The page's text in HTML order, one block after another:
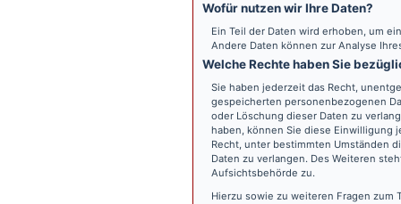
Wofür nutzen wir Ihre Daten?
Ein Teil der Daten wird erhoben, um
Andere Daten können zur Analyse
Welche Rechte haben Sie
Sie haben jederzeit das Recht,
gespeicherten personenbezogenen
oder Löschung dieser Daten zu
haben, können Sie diese Einwilligung
Recht, unter bestimmten Umständen
Daten zu verlangen. Des Weiteren
Aufsichtsbehörde zu.
Hierzu sowie zu weiteren Fragen zum